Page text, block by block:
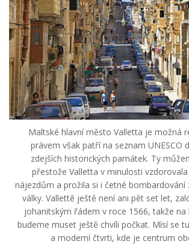
Maltské hlavní město Valletta je možná
právem však patří na seznam UNESCO
zdejších historických památek. Ty
přestože Valletta v minulosti
nájezdům a prožila si i četné bombardování
války. Vallettě ještě není ani pět set let,
johanitským řádem v roce 1566, takže na
budeme muset ještě chvíli počkat. Mísí se
a moderní čtvrti, kde je centrum